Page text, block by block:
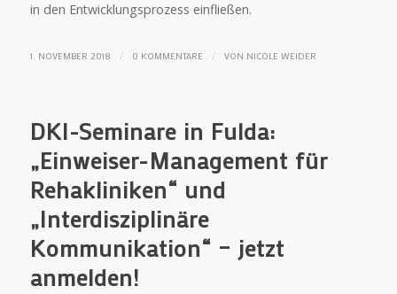
in den Entwicklungsprozess einfließen.
1. NOVEMBER 2018 / 0 KOMMENTARE / VON NICOLE WEIDER
DKI-Seminare in Fulda:
„Einweiser-Management für
Rehakliniken“ und
„Interdisziplinäre
Kommunikation“ – jetzt
anmelden!